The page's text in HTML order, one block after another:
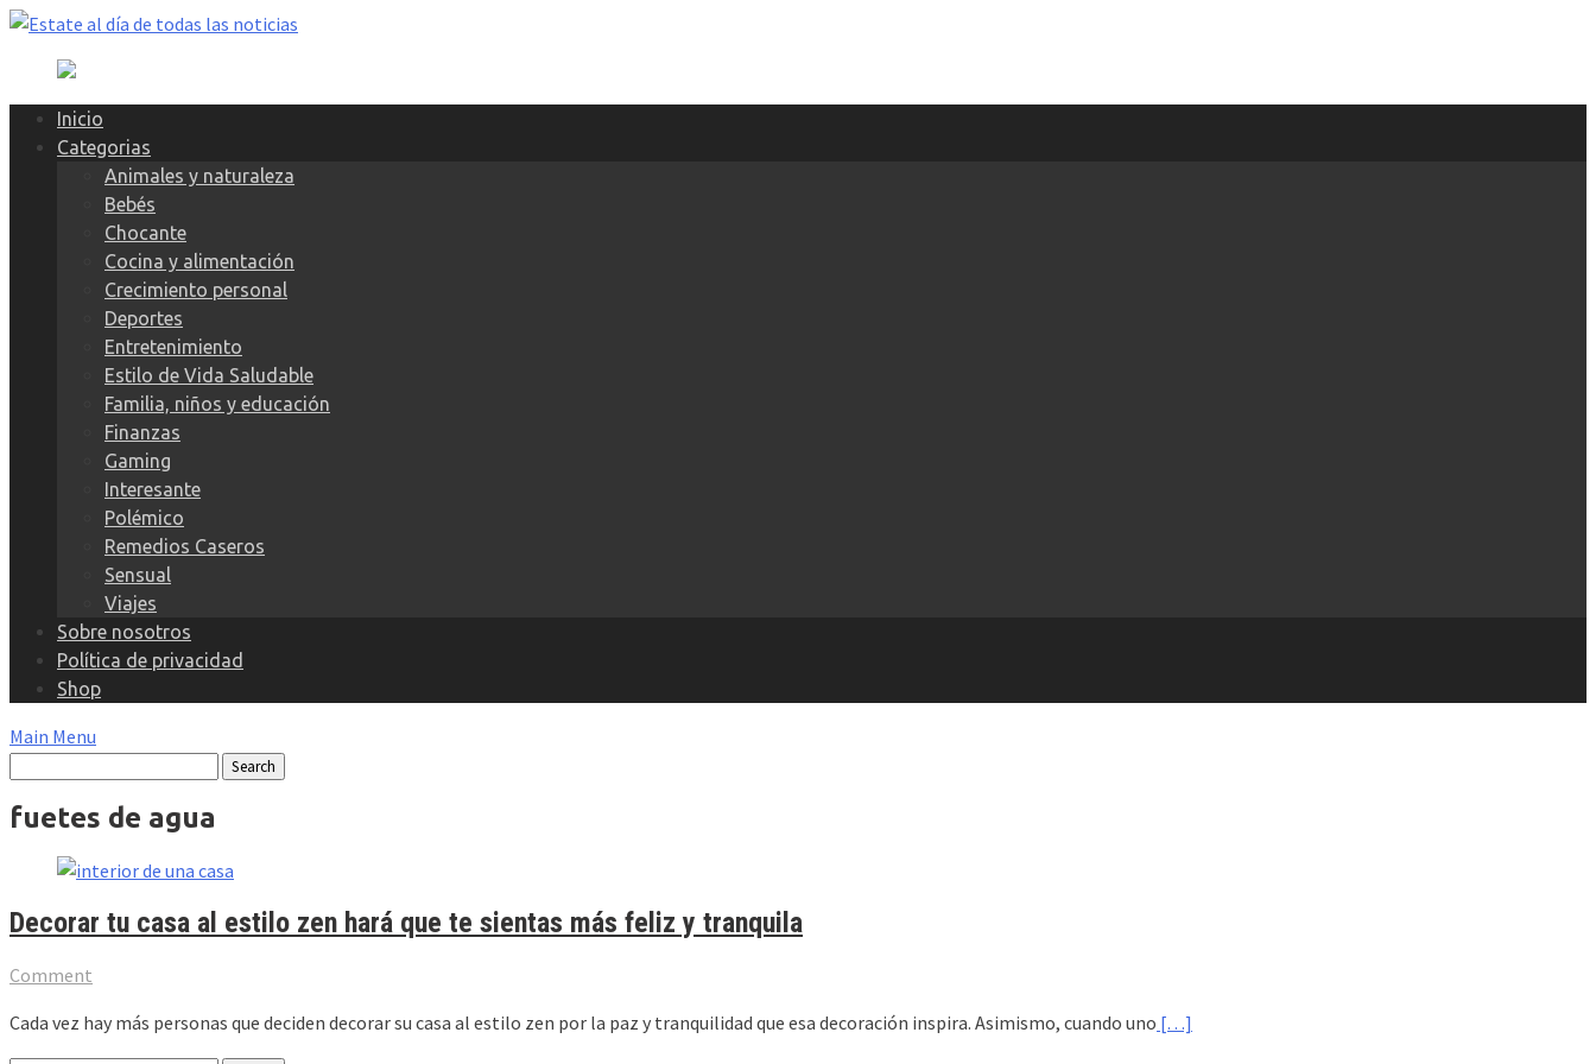
Skip
content
Inicio
Categorias
Animales y naturaleza
Bebés
Chocante
Cocina y alimentación
Crecimiento personal
Deportes
Entretenimiento
Estilo de Vida Saludable
Familia, niños y educación
Finanzas
Gaming
Interesante
Polémico
Remedios Caseros
Sensual
Viajes
Sobre nosotros
Política de privacidad
Shop
Main Menu
fuetes de agua
Decorar tu casa al estilo zen hará que te sientas más feliz y tranquila
Comment
Cada vez hay más personas que deciden decorar su casa al estilo zen por la paz y tranquilidad que esa decoración inspira. Asimismo, cuando uno […]